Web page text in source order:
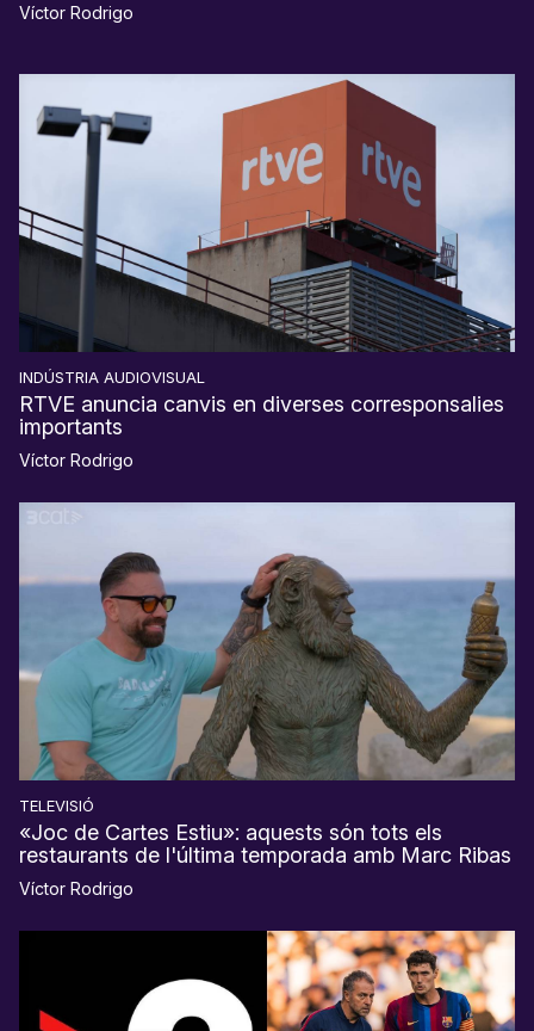
Víctor Rodrigo
INDÚSTRIA AUDIOVISUAL
RTVE anuncia canvis en diverses corresponsalies
importants
Víctor Rodrigo
TELEVISIÓ
«Joc de Cartes Estiu»: aquests són tots els
restaurants de l'última temporada amb Marc Ribas
Víctor Rodrigo